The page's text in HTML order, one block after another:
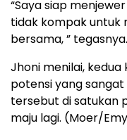
“Saya siap
tidak kompak untuk
bersama, ” tegasnya.
Jhoni menilai,
potensi yang
tersebut di satukan
maju lagi. (Moer/